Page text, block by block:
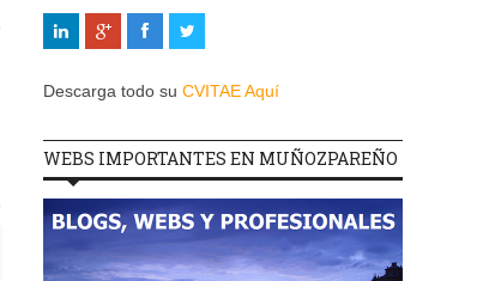
Descarga todo su CVITAE Aquí
WEBS IMPORTANTES EN MUÑOZPAREÑO